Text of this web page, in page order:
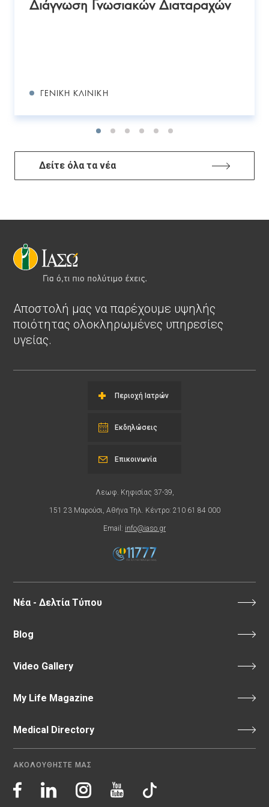
ΓΕΝΙΚΉ ΚΛΙΝΙΚΉ
Δείτε όλα τα νέα
Αποστολή μας να παρέχουμε υψηλής
ποιότητας ολοκληρωμένες υπηρεσίες
υγείας.
Περιοχή Ιατρών
Εκδηλώσεις
Λεωφ. Κηφισίας 37-39,
151 23 Μαρούσι, Αθήνα Τηλ. Κέντρο: 210 61 84 000
Email: info@iaso.gr
Επικοινωνία
Νέα - Δελτία Τύπου
Blog
Video Gallery
My Life Magazine
Medical Directory
ΑΚΟΛΟΥΘΗΣΤΕ ΜΑΣ